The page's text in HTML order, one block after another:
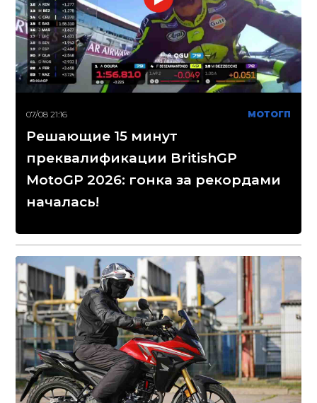
07/08 21:16 МОТОГП
Решающие 15 минут
преквалификации BritishGP
MotoGP 2026: гонка за рекордами
началась!